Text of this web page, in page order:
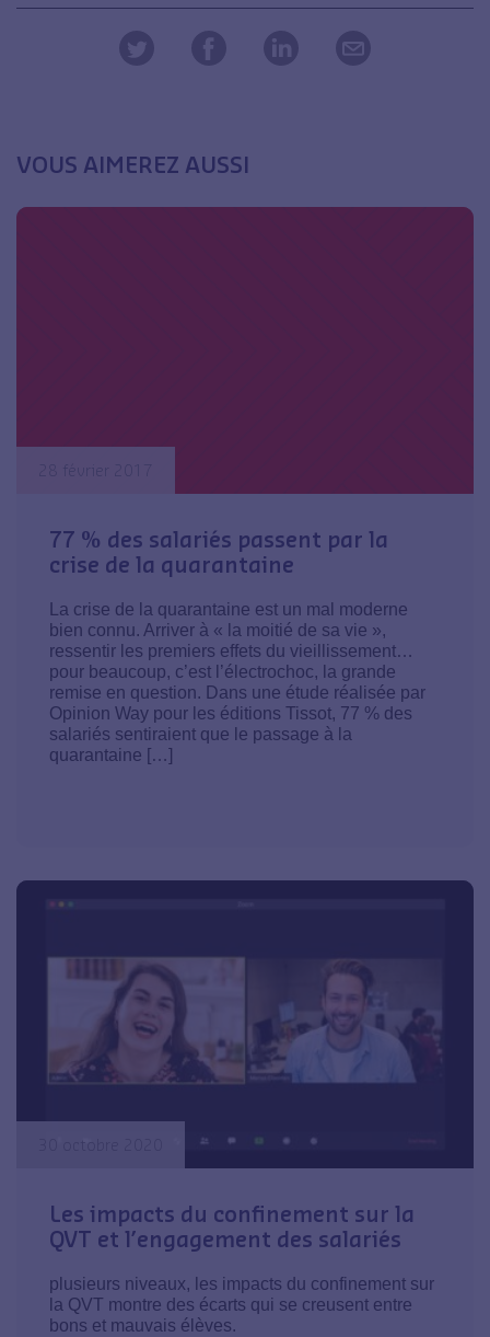
VOUS AIMEREZ AUSSI
28 février 2017
77 % des salariés passent par la
crise de la quarantaine
La crise de la quarantaine est un mal moderne
bien connu. Arriver à « la moitié de sa vie »,
ressentir les premiers effets du vieillissement…
pour beaucoup, c’est l’électrochoc, la grande
remise en question. Dans une étude réalisée par
Opinion Way pour les éditions Tissot, 77 % des
salariés sentiraient que le passage à la
quarantaine […]
Les impacts du confinement sur la
QVT et l’engagement des salariés
plusieurs niveaux, les impacts du confinement sur
la QVT montre des écarts qui se creusent entre
bons et mauvais élèves.